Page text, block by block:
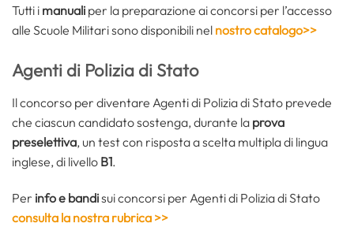
Tutti i manuali per la preparazione ai concorsi per l’accesso
alle Scuole Militari sono disponibili nel nostro catalogo>>
Agenti di Polizia di Stato
Il concorso per diventare Agenti di Polizia di Stato prevede
che ciascun candidato sostenga, durante la prova
preselettiva, un test con risposta a scelta multipla di lingua
inglese, di livello B1.
Per info e bandisui concorsi per Agenti di Polizia di Stato
consulta la nostra rubrica >>